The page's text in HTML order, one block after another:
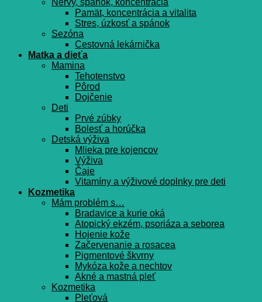
Nervy, spánok, koncentrácia
Pamät, koncentrácia a vitalita
Stres, úzkosť a spánok
Sezóna
Cestovná lekárnička
Matka a dieťa
Mamina
Tehotenstvo
Pôrod
Dojčenie
Deti
Prvé zúbky
Bolesť a horúčka
Detská výživa
Mlieka pre kojencov
Výživa
Čaje
Vitamíny a výživové doplnky pre deti
Kozmetika
Mám problém s…
Bradavice a kurie oká
Atopický ekzém, psoriáza a seborea
Hojenie kože
Začervenanie a rosacea
Pigmentové škvrny
Mykóza kože a nechtov
Akné a mastná pleť
Kozmetika
Pleťová